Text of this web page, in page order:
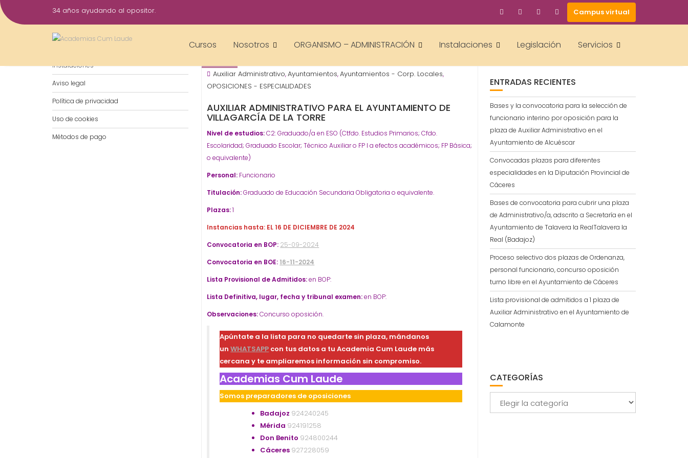
Saltar
al
34 años ayudando al opositor. Campus virtual
Cursos Nosotros ORGANISMO – ADMINISTRACIÓN Instalaciones Legislación Servicios
16 Gestor AcademiasCumLaude
Auxiliar Administrativo,Ayuntamientos,Ayuntamientos - Corp. Locales,
OPOSICIONES - ESPECIALIDADES
AUXILIAR ADMINISTRATIVO PARA EL AYUNTAMIENTO DE
VILLAGARCÍA DE LA TORRE
Nivel de estudios:C2: Graduado/a en ESO (Ctfdo. Estudios Primarios; Cfdo.
Escolaridad; Graduado Escolar; Técnico Auxiliar o FP I a efectos académicos; FP Básica;
o equivalente)
Personal: Funcionario
Titulación:Graduado de Educación Secundaria Obligatoria o equivalente.
Plazas:1
Instancias hasta: EL 16 DE DICIEMBRE DE 2024
Convocatoria en BOP: 25-09-2024
Convocatoria en BOE: 16-11-2024
Lista Provisional de Admitidos:en BOP:
Lista Definitiva, lugar, fecha y tribunal examen:en BOP:
Observaciones:Concurso oposición.
Apúntate a la lista para no quedarte sin plaza, mándanos
unWHATSAPP con tus datos a tu Academia Cum Laude más
cercana y te ampliaremos información sin compromiso.
Academias Cum Laude
Somos preparadores de oposiciones
Badajoz 924240245
Mérida 924191258
Don Benito 924800244
Cáceres 927228059
Instalaciones
Aviso legal
Política de privacidad
Uso de cookies
Métodos de pago
ENTRADAS RECIENTES
Bases y la convocatoria para la selección de
funcionario interino por oposición para la
plaza de Auxiliar Administrativo en el
Ayuntamiento de Alcuéscar
Convocadas plazas para diferentes
especialidades en la Diputación Provincial de
Cáceres
Bases de convocatoria para cubrir una plaza
de Administrativo/a, adscrito a Secretaría en el
Ayuntamiento de Talavera la RealTalavera la
Real (Badajoz)
Proceso selectivo dos plazas de Ordenanza,
personal funcionario, concurso oposición
turno libre en el Ayuntamiento de Cáceres
Lista provisional de admitidos a 1 plaza de
Auxiliar Administrativo en el Ayuntamiento de
Calamonte
CATEGORÍAS